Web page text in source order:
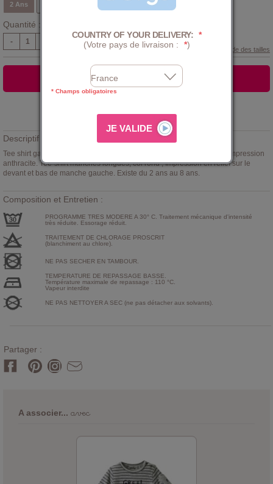
2 Ans 6 Ans
Quantité :
-
Guide des tailles
AJOUTER AU PANIER
Descriptif :
Tee shirt garçon
en Interlock 100% coton, rouge avec impression
anthracite. Tee-shirt manches longues, col rond ; Impression en relief sur le
devant et bas de manche gauche. Existe du 2 ans au 8 ans.
Composition et Entretien :
PROGRAMME TRES MODERE A 30° C. Traitement mécanique d'intensité
très réduite. Essorage réduit.
TRAITEMENT DE CHLORAGE PROSCRIT
(blanchiment au chlore).
NE PAS SECHER EN TAMBOUR.
TEMPERATURE DE REPASSAGE BASSE.
Température maximale de repassage : 110 °C.
Vapeur interdite
NE PAS NETTOYER A SEC (ne pas détacher aux solvants).
Partager :
A associer...
COUNTRY OF YOUR DELIVERY: *
(Votre pays de livraison :
*)
* Champs obligatoires